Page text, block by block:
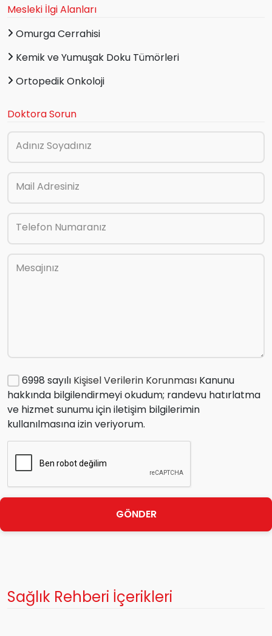
Mesleki İlgi Alanları
Omurga Cerrahisi
Kemik ve Yumuşak Doku Tümörleri
Ortopedik Onkoloji
Doktora Sorun
Adınız Soyadınız
Mail Adresiniz
Telefon Numaranız
Mesajınız
6998 sayılı Kişisel Verilerin Korunması Kanunu
hakkında bilgilendirmeyi okudum; randevu hatırlatma
ve hizmet sunumu için iletişim bilgilerimin
kullanılmasına izin veriyorum.
GÖNDER
Sağlık Rehberi İçerikleri